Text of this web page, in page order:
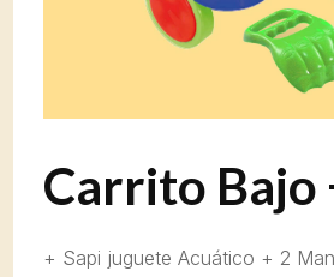
Carrito Bajo
+ Sapi juguete Acuático + 2